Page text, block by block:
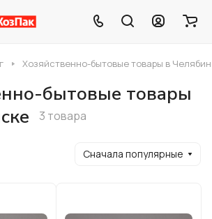
Хозяйственно-бытовые товары в
бытовые товары
3 товара
Сначала популярные